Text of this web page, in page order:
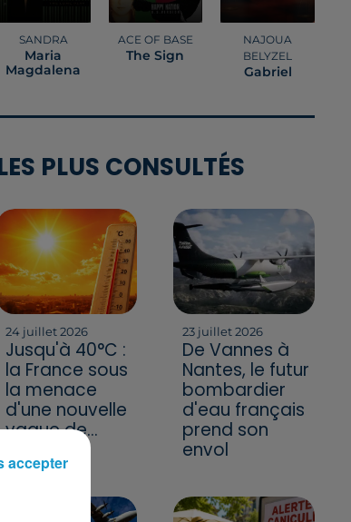
SANDRA
Maria
Magdalena
ACE OF BASE
The Sign
NAJOUA
BELYZEL
Gabriel
PLUS CONSULTÉS
24 juillet 2026
Jusqu'à 40°C :
la France sous
la menace
d'une nouvelle
vague de...
23 juillet 2026
De Vannes à
Nantes, le futur
bombardier
d'eau français
prend son
envol
accepter